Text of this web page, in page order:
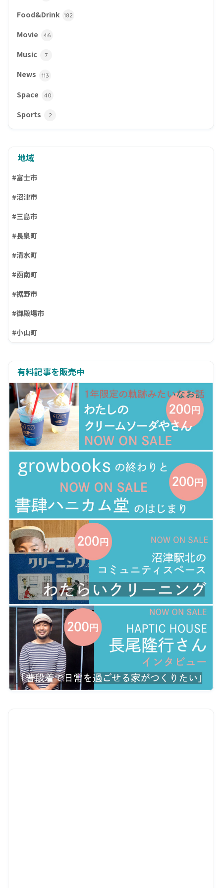
Food&Drink 182
Movie 46
Music 7
News 113
Space 40
Sports 2
地域
#富士市
#沼津市
#三島市
#長泉町
#清水町
#函南町
#裾野市
#御殿場市
#小山町
有料記事を販売中